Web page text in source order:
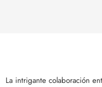
La intrigante colaboración